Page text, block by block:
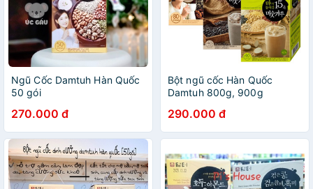
Ngũ Cốc Damtuh Hàn Quốc
50 gói
270.000 đ
Bột ngũ cốc Hàn Quốc
Damtuh 800g, 900g
290.000 đ